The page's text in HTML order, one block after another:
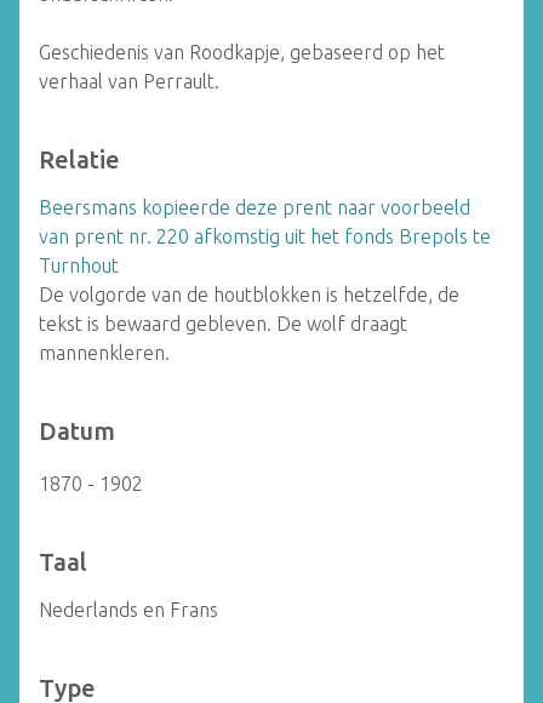
Geschiedenis van Roodkapje, gebaseerd op het
verhaal van Perrault.
Relatie
Beersmans kopieerde deze prent naar voorbeeld
van prent nr. 220 afkomstig uit het fonds Brepols te
Turnhout
De volgorde van de houtblokken is hetzelfde, de
tekst is bewaard gebleven. De wolf draagt ​​
mannenkleren.
Datum
1870 - 1902
Taal
Nederlands en Frans
Type